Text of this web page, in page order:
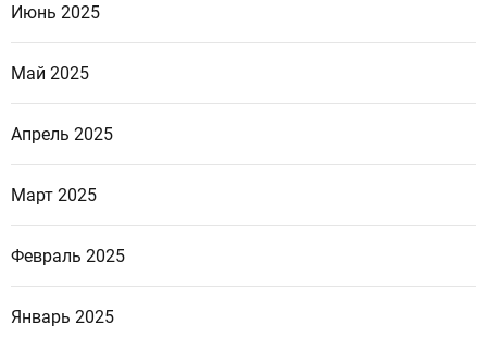
Июнь 2025
Май 2025
Апрель 2025
Март 2025
Февраль 2025
Январь 2025